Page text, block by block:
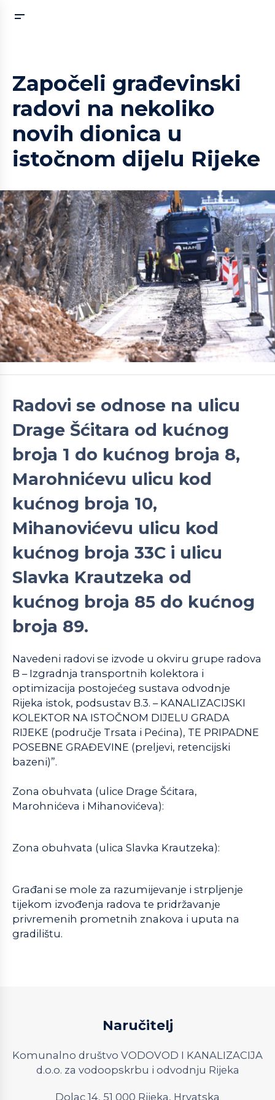
Započeli građevinski
radovi na nekoliko
novih dionica u
istočnom dijelu Rijeke
Radovi se odnose na ulicu
Drage Šćitara od kućnog
broja 1 do kućnog broja 8,
Marohnićevu ulicu kod
kućnog broja 10,
Mihanovićevu ulicu kod
kućnog broja 33C i ulicu
Slavka Krautzeka od
kućnog broja 85 do kućnog
broja 89.
Navedeni radovi se izvode u okviru grupe radova
B – Izgradnja transportnih kolektora i
optimizacija postojećeg sustava odvodnje
Rijeka istok, podsustav B.3. – KANALIZACIJSKI
KOLEKTOR NA ISTOČNOM DIJELU GRADA
RIJEKE (područje Trsata i Pećina), TE PRIPADNE
POSEBNE GRAĐEVINE (preljevi, retencijski
bazeni)”.
Zona obuhvata (ulice Drage Šćitara,
Marohnićeva i Mihanovićeva):
Zona obuhvata (ulica Slavka Krautzeka):
Građani se mole za razumijevanje i strpljenje
tijekom izvođenja radova te pridržavanje
privremenih prometnih znakova i uputa na
gradilištu.
Naručitelj
Komunalno društvo VODOVOD I KANALIZACIJA
d.o.o. za vodoopskrbu i odvodnju Rijeka
Dolac 14, 51 000 Rijeka, Hrvatska